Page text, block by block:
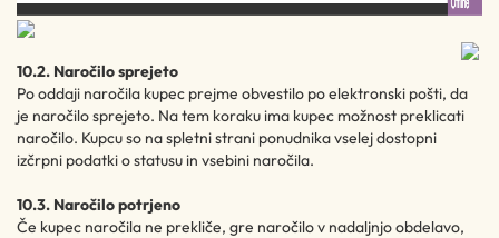
10.2. Naročilo sprejeto
Po oddaji naročila kupec prejme obvestilo po elektronski pošti, da
je naročilo sprejeto. Na tem koraku ima kupec možnost preklicati
naročilo. Kupcu so na spletni strani ponudnika vselej dostopni
izčrpni podatki o statusu in vsebini naročila.
10.3. Naročilo potrjeno
Če kupec naročila ne prekliče, gre naročilo v nadaljnjo obdelavo,